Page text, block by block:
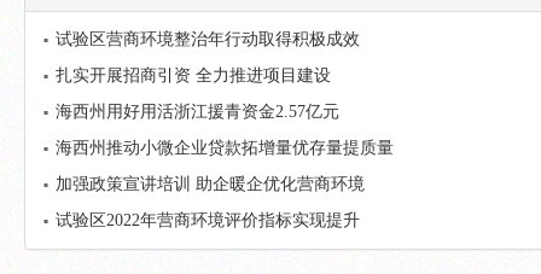
试验区营商环境整治年行动取得积极成效
扎实开展招商引资 全力推进项目建设
海西州用好用活浙江援青资金2.57亿元
海西州推动小微企业贷款拓增量优存量提质量
加强政策宣讲培训 助企暖企优化营商环境
试验区2022年营商环境评价指标实现提升